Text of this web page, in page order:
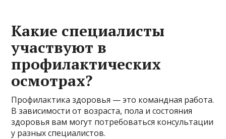
Какие специалисты
участвуют в
профилактических
осмотрах?
Профилактика здоровья — это командная работа.
В зависимости от возраста, пола и состояния
здоровья вам могут потребоваться консультации
у разных специалистов.